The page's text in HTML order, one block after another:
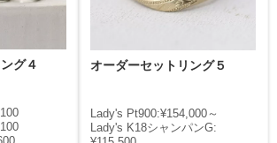
グ４ オーダーセットリング５
Lady's Pt900:¥154,000～
Lady's K18シャンパンG: